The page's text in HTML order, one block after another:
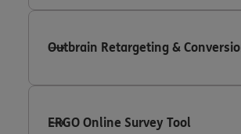
Outbrain Retargeting &
ERGO Online Survey Tool